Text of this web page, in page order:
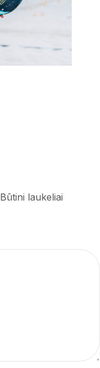
Būtini laukeliai